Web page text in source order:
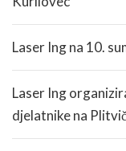
Laser Ing na 10.
Laser Ing
djelatnike na